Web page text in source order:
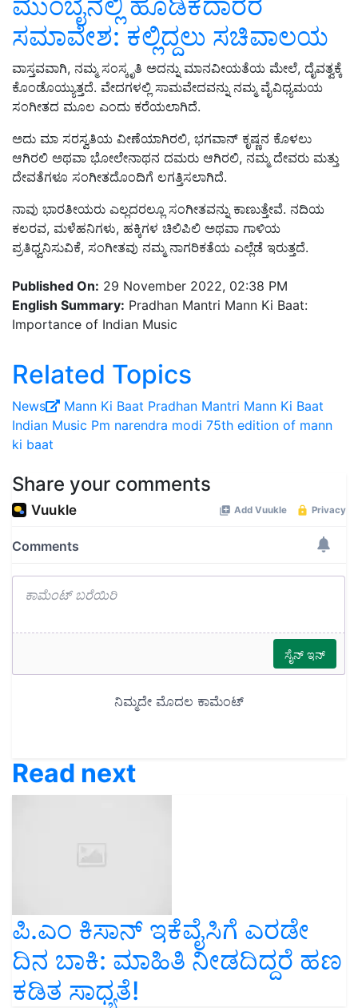
ಸಮಾವೇಶ: ಕಲ್ಲಿದ್ದಲು ಸಚಿವಾಲಯ
ವಾಸ್ತವವಾಗಿ, ನಮ್ಮ ಸಂಸ್ಕೃತಿ ಅದನ್ನು ಮಾನವೀಯತೆಯ ಮೇಲೆ, ದೈವತ್ವಕ್ಕೆ
ಕೊಂಡೊಯ್ಯುತ್ತದೆ. ವೇದಗಳಲ್ಲಿ ಸಾಮವೇದವನ್ನು ನಮ್ಮ ವೈವಿಧ್ಯಮಯ
ಸಂಗೀತದ ಮೂಲ ಎಂದು ಕರೆಯಲಾಗಿದೆ.
ಅದು ಮಾ ಸರಸ್ವತಿಯ ವೀಣೆಯಾಗಿರಲಿ, ಭಗವಾನ್ ಕೃಷ್ಣನ ಕೊಳಲು
ಆಗಿರಲಿ ಅಥವಾ ಭೋಲೇನಾಥನ ದಮರು ಆಗಿರಲಿ, ನಮ್ಮ ದೇವರು ಮತ್ತು
ದೇವತೆಗಳೂ ಸಂಗೀತದೊಂದಿಗೆ ಲಗತ್ತಿಸಲಾಗಿದೆ.
ನಾವು ಭಾರತೀಯರು ಎಲ್ಲದರಲ್ಲೂ ಸಂಗೀತವನ್ನು ಕಾಣುತ್ತೇವೆ. ನದಿಯ
ಕಲರವ, ಮಳೆಹನಿಗಳು, ಹಕ್ಕಿಗಳ ಚಿಲಿಪಿಲಿ ಅಥವಾ ಗಾಳಿಯ
ಪ್ರತಿಧ್ವನಿಸುವಿಕೆ, ಸಂಗೀತವು ನಮ್ಮ ನಾಗರಿಕತೆಯ ಎಲ್ಲೆಡೆ ಇರುತ್ತದೆ.
Published On: 29 November 2022, 02:38 PM
English Summary: Pradhan Mantri Mann Ki Baat:
Importance of Indian Music
Related Topics
News Mann Ki Baat Pradhan Mantri Mann Ki Baat
Indian Music Pm narendra modi 75th edition of mann
ki baat
Share your comments
Read next
ಪಿ.ಎಂ ಕಿಸಾನ್‌ ಇಕೆವೈಸಿಗೆ ಎರಡೇ
ದಿನ ಬಾಕಿ: ಮಾಹಿತಿ ನೀಡದಿದ್ದರೆ ಹಣ
ಕಡಿತ ಸಾಧ್ಯತೆ!